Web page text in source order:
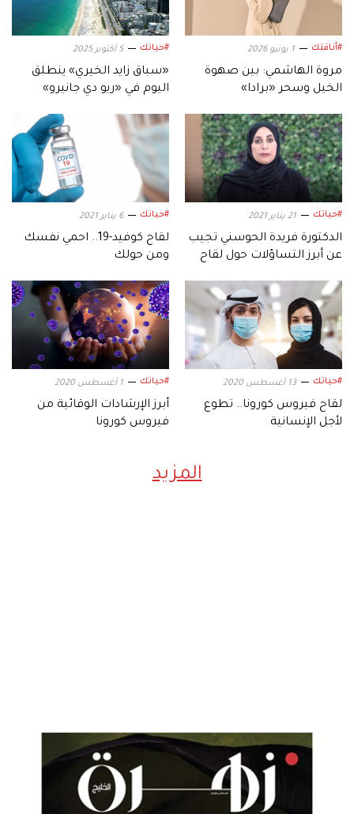
#أناقتك 1 يونيو 2026
مروة الهاشمي: بين صهوة
الخيل وسحر «برادا»
#حياتك 5 أكتوبر 2025
«سباق زايد الخيري» ينطلق
اليوم في «ريو دي جانيرو»
#حياتك 21 يناير 2021
الدكتورة فريدة الحوسني تجيب
عن أبرز التساؤلات حول لقاح
#حياتك 6 يناير 2021
لقاح كوفيد-19.. احمي نفسك
ومن حولك
#حياتك 13 أغسطس 2020
لقاح فيروس كورونا.. تطوع
لأجل الإنسانية
#حياتك 1 أغسطس 2020
أبرز الإرشادات الوقائية من
فيروس كورونا
المزيد